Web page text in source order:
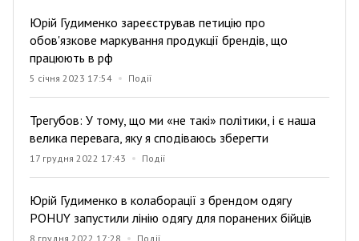
Юрій Гудименко зареєстрував петицію про
обов'язкове маркування продукції брендів, що
працюють в рф
5 січня 2023 17:54 Події
Трегубов: У тому, що ми «не такі» політики, і є наша
велика перевага, яку я сподіваюсь зберегти
17 грудня 2022 17:43 Події
Юрій Гудименко в колаборації з брендом одягу
POHUY запустили лінію одягу для поранених бійців
8 грудня 2022 17:28 Події